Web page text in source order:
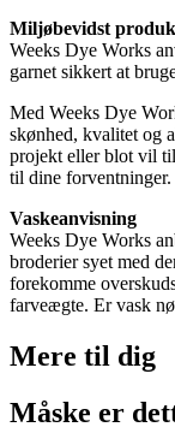
Miljøbevidst
Weeks Dye Works
garnet sikkert at
Med Weeks Dye
skønhed, kvalitet og
projekt eller blot vil
til dine forventninger.
Vaskeanvisning
Weeks Dye Works
broderier syet med
forekomme
farveægte. Er vask
Mere til dig
Måske er